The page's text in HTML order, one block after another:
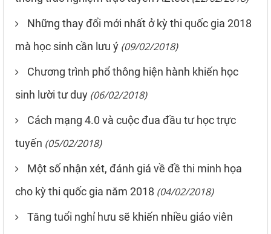
Những thay đổi mới nhất ở kỳ thi quốc gia 2018
mà học sinh cần lưu ý (09/02/2018)
Chương trình phổ thông hiện hành khiến học
sinh lười tư duy (06/02/2018)
Cách mạng 4.0 và cuộc đua đầu tư học trực
tuyến (05/02/2018)
Một số nhận xét, đánh giá về đề thi minh họa
cho kỳ thi quốc gia năm 2018 (04/02/2018)
Tăng tuổi nghỉ hưu sẽ khiến nhiều giáo viên